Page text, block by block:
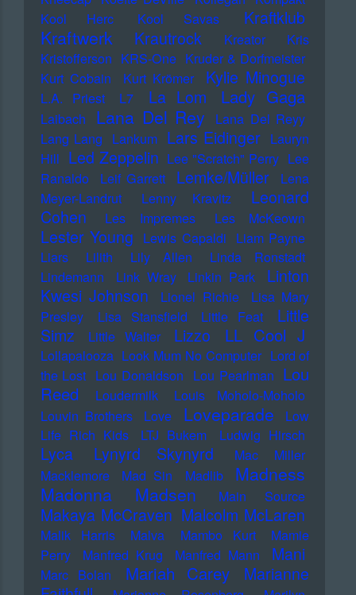
Kool Herc
Kool Savas Kraftklub
Kraftwerk Krautrock Kreator
Kris
Kristofferson KRS-One Kruder & Dorfmeister
Kurt Cobain
Kurt Krömer Kylie Minogue
L.A. Priest L7 La Lom Lady Gaga
Laibach Lana Del Rey
Lana Del Reyy
Lang Lang Lankum Lars Eidinger Lauryn
Hill Led Zeppelin Lee "Scratch" Perry Lee
Ranaldo
Leif Garrett Lemke/Müller
Lena
Meyer-Landrut
Lenny Kravitz
Leonard
Cohen
Les Impremes Les McKeown
Lester Young Lewis Capaldi Liam Payne
Liars
Lilith Lily Allen
Linda Ronstadt
Lindemann
Link Wray Linkin Park
Linton
Kwesi Johnson
Lionel Richie
Lisa Mary
Presley
Lisa Stansfield Little Feat
Little
Simz
Little Walter Lizzo LL Cool J
Lollapalooza Look Mum No Computer Lord of
the Lost Lou Donaldson Lou Pearlman Lou
Reed
Loudermilk
Louis Moholo-Moholo
Louvin Brothers
Love Loveparade
Low
Life Rich Kids
LTJ Bukem Ludwig Hirsch
Lyca Lynyrd Skynyrd
Mac Miller
Macklemore
Mad Sin Madlib
Madness
Madonna
Madsen Main Source
Makaya McCraven Malcolm McLaren
Malik Harris Malva Mambo Kurt
Mamie
Perry
Manfred Krug Manfred Mann Mani
Marc Bolan Mariah Carey
Marianne